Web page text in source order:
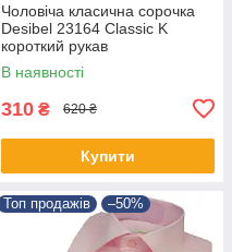
Чоловіча класична сорочка
Desibel 23164 Classic K
короткий рукав
В наявності
310 ₴ 620 ₴
Купити
Топ продажів –50%